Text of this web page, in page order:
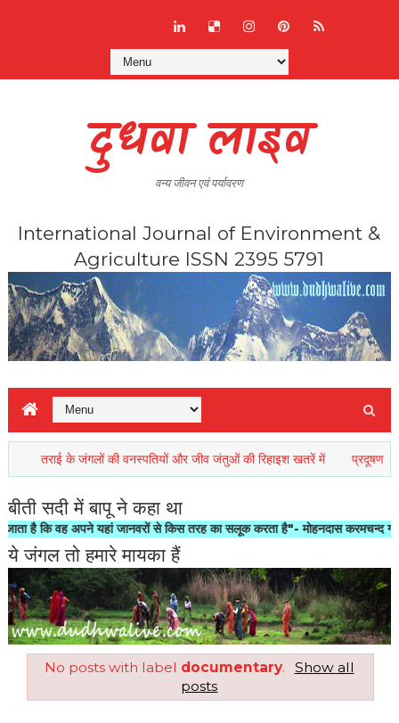
दुधवा लाइव
वन्य जीवन एवं पर्यावरण
International Journal of Environment &
Agriculture ISSN 2395 5791
तराई के जंगलों की वनस्पतियों और जीव जंतुओं की रिहाइश खतरें में प्रदूषण जो नए
बीती सदी में बापू ने कहा था
वह अपने यहां जानवरों से किस तरह का सलूक करता है"- मोहनदास करमचन्द गाँधी
ये जंगल तो हमारे मायका हैं
No posts with label documentary.
Show all
posts